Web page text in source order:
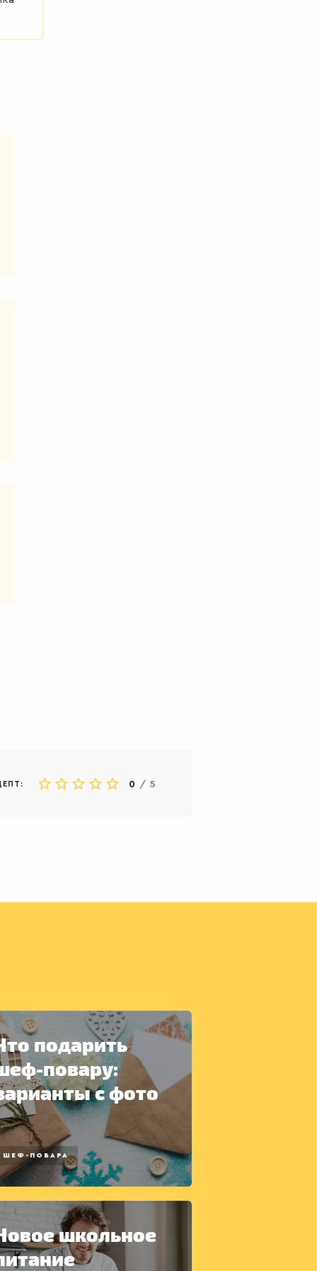
0 / 5
подарить
повару:
с фото
ШЕФ-ПОВАРА
школьное